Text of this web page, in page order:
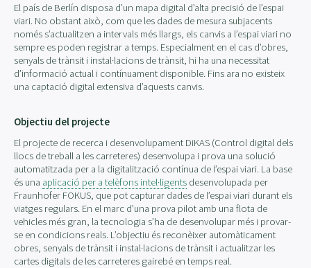
El país de Berlín disposa d’un mapa digital d’alta precisió de l’espai
viari. No obstant això, com que les dades de mesura subjacents
només s’actualitzen a intervals més llargs, els canvis a l’espai viari no
sempre es poden registrar a temps. Especialment en el cas d’obres,
senyals de trànsit i instal·lacions de trànsit, hi ha una necessitat
d’informació actual i contínuament disponible. Fins ara no existeix
una captació digital extensiva d’aquests canvis.
Objectiu del projecte
El projecte de recerca i desenvolupament DiKAS (Control digital dels
llocs de treball a les carreteres) desenvolupa i prova una solució
automatitzada per a la digitalització contínua de l’espai viari. La base
és una aplicació per a telèfons intel·ligents desenvolupada per
Fraunhofer FOKUS, que pot capturar dades de l’espai viari durant els
viatges regulars. En el marc d’una prova pilot amb una flota de
vehicles més gran, la tecnologia s’ha de desenvolupar més i provar-
se en condicions reals. L’objectiu és reconèixer automàticament
obres, senyals de trànsit i instal·lacions de trànsit i actualitzar les
cartes digitals de les carreteres gairebé en temps real.